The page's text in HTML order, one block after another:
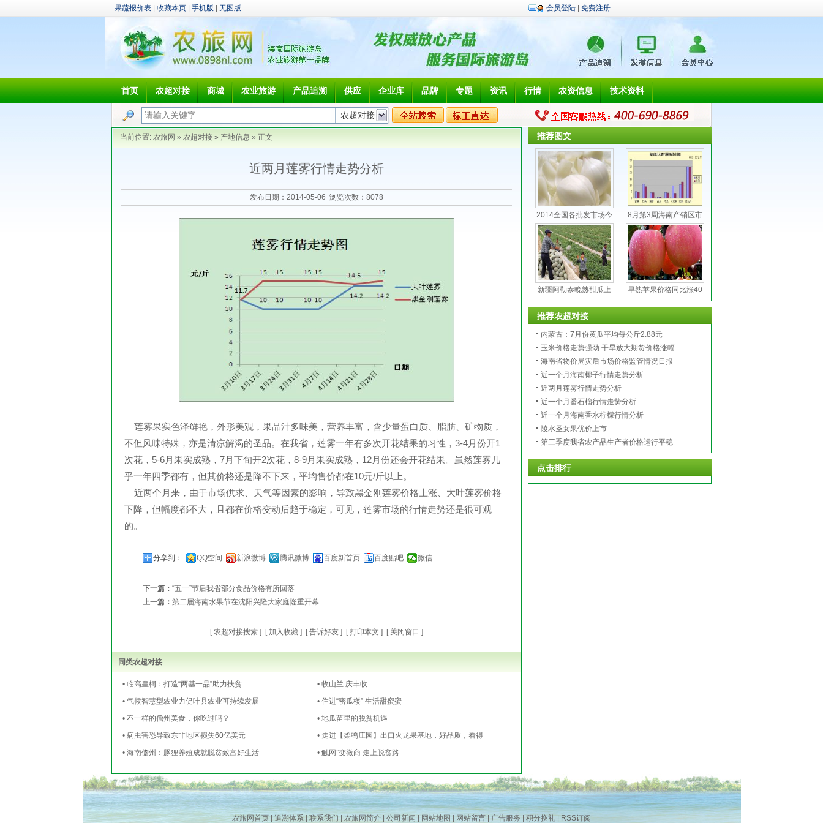
果蔬报价表 收藏本页 手机版 无图版 会员登陆 免费注册
首页 农超对接 商城 农业旅游 产品追溯 供应 企业库 品牌 专题 资讯 行情 农资信息 技术资料
当前位置: 农旅网 » 农超对接 » 产地信息 » 正文
近两月莲雾行情走势分析
发布日期：2014-05-06 浏览次数： 8078
莲雾果实色泽鲜艳，外形美观，果品汁多味美，营养丰富，含少量蛋白质、脂肪、矿物质，
不但风味特殊，亦是清凉解渴的圣品。在我省，莲雾一年有多次开花结果的习性，3-4月份开1
次花，5-6月果实成熟，7月下旬开2次花，8-9月果实成熟，12月份还会开花结果。虽然莲雾几
乎一年四季都有，但其价格还是降不下来，平均售价都在10元/斤以上。
近两个月来，由于市场供求、天气等因素的影响，导致黑金刚莲雾价格上涨、大叶莲雾价格
下降，但幅度都不大，且都在价格变动后趋于稳定，可见，莲雾市场的行情走势还是很可观
的。
分享到： QQ空间 新浪微博 腾讯微博 百度新首页 百度贴吧 微信
下一篇： “五一”节后我省部分食品价格有所回落
上一篇： 第二届海南水果节在沈阳兴隆大家庭隆重开幕
[农超对接搜索 ] [ 加入收藏 ] [告诉好友 ] [打印本文 ] [ 关闭窗口 ]
同类农超对接
• 临高皇桐：打造“两基一品”助力扶贫
• 收山兰 庆丰收
• 气候智慧型农业力促叶县农业可持续发展
• 住进“密瓜楼” 生活甜蜜蜜
• 不一样的儋州美食，你吃过吗？
• 地瓜苗里的脱贫机遇
• 病虫害恐导致东非地区损失60亿美元
• 走进【柔鸣庄园】出口火龙果基地，好品质，看得
• 海南儋州：豚狸养殖成就脱贫致富好生活
• 触网”变微商 走上脱贫路
推荐图文
2014全国各批发市场今 8月第3周海南产销区市
新疆阿勒泰晚熟甜瓜上 早熟苹果价格同比涨40
推荐农超对接
内蒙古：7月份黄瓜平均每公斤2.88元
玉米价格走势强劲 干旱放大期货价格涨幅
海南省物价局灾后市场价格监管情况日报
近一个月海南椰子行情走势分析
近两月莲雾行情走势分析
近一个月番石榴行情走势分析
近一个月海南香水柠檬行情分析
陵水圣女果优价上市
第三季度我省农产品生产者价格运行平稳
点击排行
农旅网首页| 追溯体系 联系我们 农旅网简介 公司新闻 网站地图 网站留言 广告服务 |积分换礼| RSS订阅